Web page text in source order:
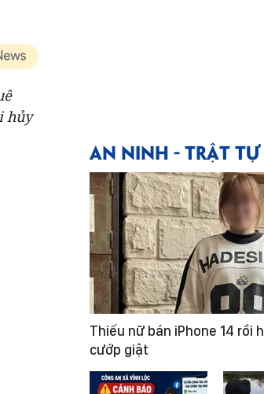
hủy
AN NINH - TRẬT TỰ
Thiếu nữ bán iPhone 14 rồi
cướp giật